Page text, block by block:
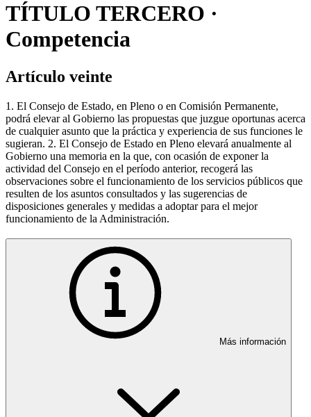
TÍTULO TERCERO ·
Competencia
Artículo veinte
1. El Consejo de Estado, en Pleno o en Comisión Permanente,
podrá elevar al Gobierno las propuestas que juzgue oportunas acerca
de cualquier asunto que la práctica y experiencia de sus funciones le
sugieran. 2. El Consejo de Estado en Pleno elevará anualmente al
Gobierno una memoria en la que, con ocasión de exponer la
actividad del Consejo en el período anterior, recogerá las
observaciones sobre el funcionamiento de los servicios públicos que
resulten de los asuntos consultados y las sugerencias de
disposiciones generales y medidas a adoptar para el mejor
funcionamiento de la Administración.
Más información